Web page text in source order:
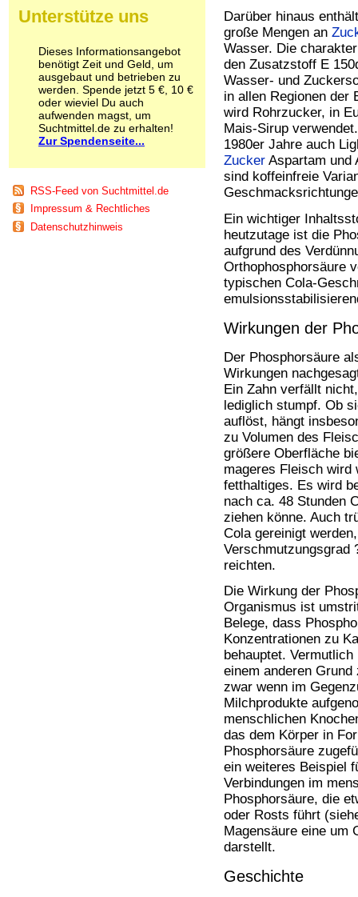
Darüber hinaus
große Mengen an
Wasser. Die
den Zusatzstoff E
Wasser- und
in allen Regionen der
wird Rohrzucker, in
Mais-Sirup
1980er Jahre auch
Zucker Aspartam und
sind koffeinfreie
Ein wichtiger
heutzutage ist die
aufgrund des
Orthophosphorsäure
typischen Cola-
Wirkungen der
Der Phosphorsäure
Wirkungen
Ein Zahn verfällt
lediglich stumpf. Ob
auflöst, hängt
zu Volumen des
größere Oberfläche
mageres Fleisch wird
fetthaltiges. Es wird
nach ca. 48 Stunden
ziehen könne. Auch
Cola gereinigt
Verschmutzungsgrad
reichten.
Die Wirkung der
Organismus ist
Belege, dass
Konzentrationen zu
behauptet.
einem anderen
zwar wenn im
Milchprodukte
menschlichen
das dem Körper in
Phosphorsäure
ein weiteres Beispiel
Verbindungen im
Phosphorsäure, die
oder Rosts führt
Magensäure eine um
darstellt.
Geschichte
Muskatnuss
Nikotin
Pilze
Poppers
Psychopharmaka
Schlafmittel
Schmerzmittel
Schnüffelstoffe
Spice
Arbeitssucht
Co-Abhängigkeit
Computersucht
Unterstütze uns
Dieses Informationsangebot
benötigt Zeit und Geld, um
ausgebaut und betrieben zu
werden. Spende jetzt 5 €, 10 €
oder wieviel Du auch
aufwenden magst, um
Suchtmittel.de zu erhalten!
Zur Spendenseite...
RSS-Feed von Suchtmittel.de
Impressum & Rechtliches
Datenschutzhinweis